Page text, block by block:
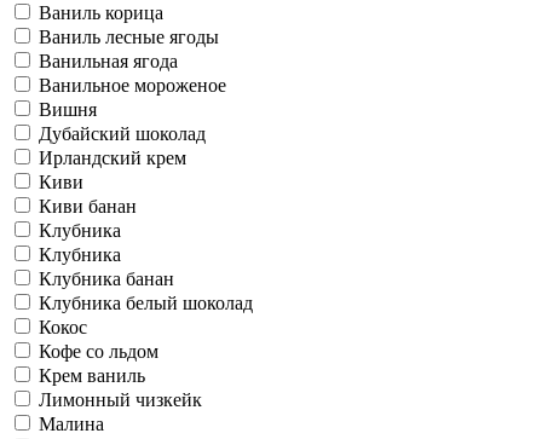
Ваниль корица
Ваниль лесные ягоды
Ванильная ягода
Ванильное мороженое
Вишня
Дубайский шоколад
Ирландский крем
Киви
Киви банан
Клубника
Клубника
Клубника банан
Клубника белый шоколад
Кокос
Кофе со льдом
Крем ваниль
Лимонный чизкейк
Малина